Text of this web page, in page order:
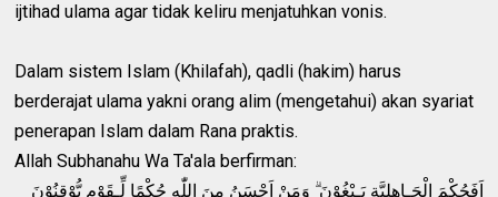
ijtihad ulama agar tidak keliru menjatuhkan vonis.
Dalam sistem Islam (Khilafah), qadli (hakim) harus
berderajat ulama yakni orang alim (mengetahui) akan syariat
penerapan Islam dalam Rana praktis.
Allah Subhanahu Wa Ta'ala berfirman:
اَفَحُكْمَ الْجَـاهِلِيَّةِ يَـبْغُوْنَ ۗ وَمَنْ اَحْسَنُ مِنَ اللّٰهِ حُكْمًا لِّـقَوْمٍ يُّوْقِنُوْنَ